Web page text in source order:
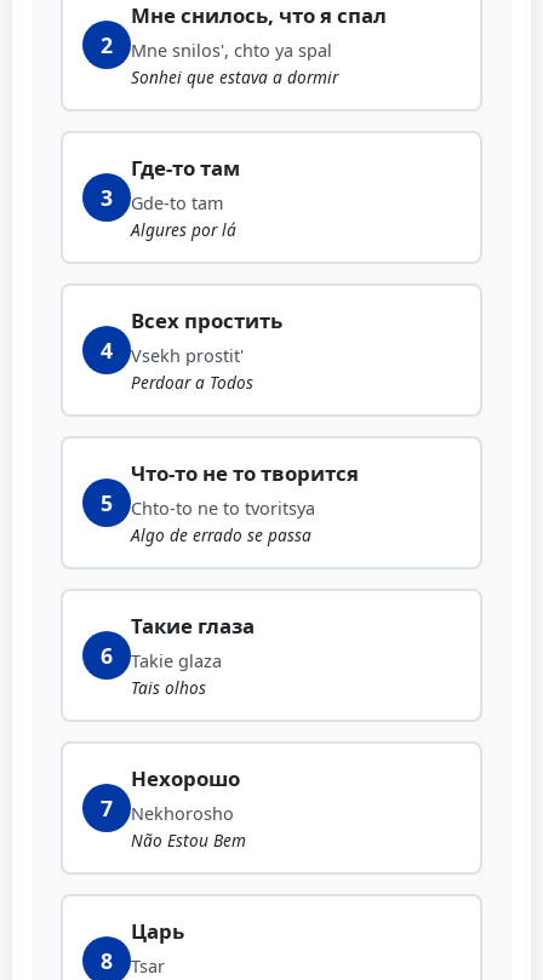
2
Мне снилось, что я спал
Mne snilos', chto ya spal
Sonhei que estava a dormir
3
Где-то там
Gde-to tam
Algures por lá
4
Всех простить
Vsekh prostit'
Perdoar a Todos
5
Что-то не то творится
Chto-to ne to tvoritsya
Algo de errado se passa
6
Такие глаза
Takie glaza
Tais olhos
7
Нехорошо
Nekhorosho
Não Estou Bem
8
Царь
Tsar